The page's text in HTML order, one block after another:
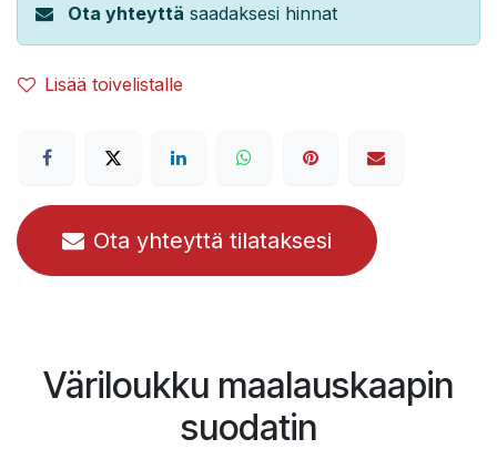
Ota yhteyttä saadaksesi hinnat
Lisää toivelistalle
Ota yhteyttä tilataksesi
Väriloukku maalauskaapin
suodatin